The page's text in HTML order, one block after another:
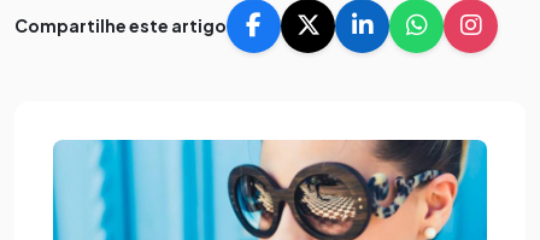
Compartilhe este artigo